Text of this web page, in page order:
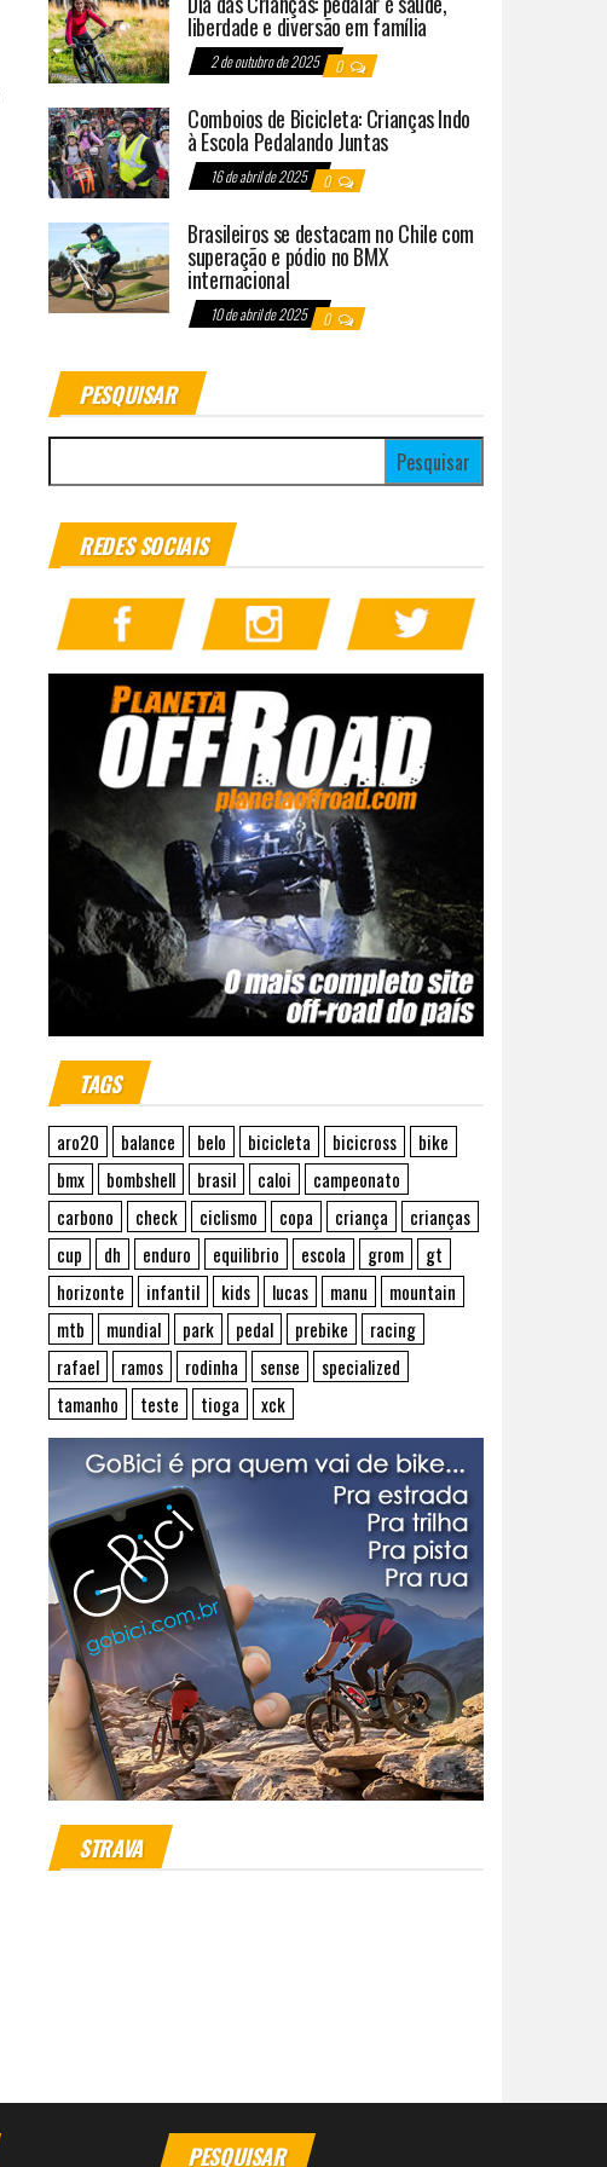
liberdade e diversão em família
2 de outubro de 2025 0
Comboios de Bicicleta: Crianças Indo
à Escola Pedalando Juntas
16 de abril de 2025 0
Brasileiros se destacam no Chile com
superação e pódio no BMX
internacional
10 de abril de 2025 0
PESQUISAR
REDES SOCIAIS
TAGS
aro20 balance belo bicicleta bicicross
bike
bmx
bombshell brasil caloi
campeonato
carbono
check ciclismo copa criança
crianças
cup
dh enduro equilibrio escola grom
gt
horizonte
infantil kids lucas manu
mountain
mtb
mundial park pedal prebike
racing
rafael
ramos rodinha sense
specialized
tamanho
teste tioga xck
STRAVA
PESQUISAR